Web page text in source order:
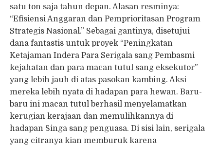
satu ton saja tahun depan. Alasan resminya:
“Efisiensi Anggaran dan Pemprioritasan Program
Strategis Nasional.” Sebagai gantinya, disetujui
dana fantastis untuk proyek “Peningkatan
Ketajaman Indera Para Serigala sang Pembasmi
kejahatan dan para macan tutul sang eksekutor”
yang lebih jauh di atas pasokan kambing. Aksi
mereka lebih nyata di hadapan para hewan. Baru-
baru ini macan tutul berhasil menyelamatkan
kerugian kerajaan dan memulihkannya di
hadapan Singa sang penguasa. Di sisi lain, serigala
yang citranya kian memburuk karena